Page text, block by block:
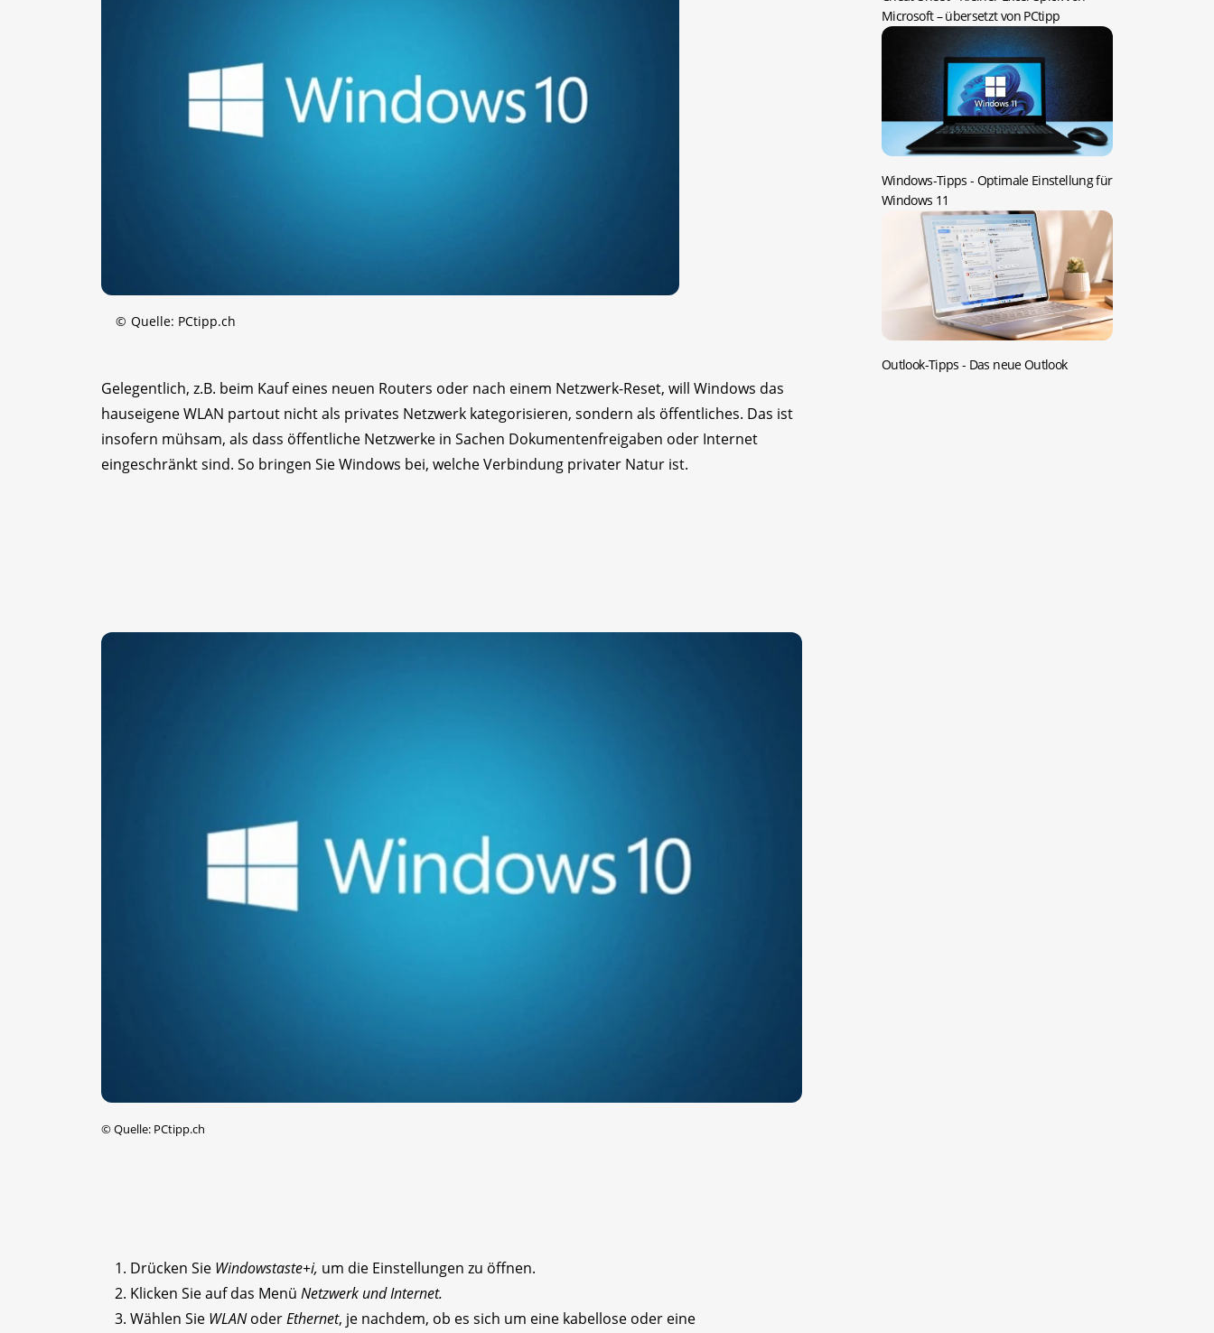
© Quelle: PCtipp.ch
Gelegentlich, z.B. beim Kauf eines neuen Routers oder nach einem Netzwerk-Reset, will Windows das
hauseigene WLAN partout nicht als privates Netzwerk kategorisieren, sondern als öffentliches. Das ist
insofern mühsam, als dass öffentliche Netzwerke in Sachen Dokumentenfreigaben oder Internet
eingeschränkt sind. So bringen Sie Windows bei, welche Verbindung privater Natur ist.
©Quelle: PCtipp.ch
Drücken Sie Windowstaste+i, um die Einstellungen zu öffnen.
Klicken Sie auf das Menü Netzwerk und Internet.
Wählen Sie WLANoderEthernet, je nachdem, ob es sich um eine kabellose oder eine
Microsoft – übersetzt von PCtipp
Windows-Tipps - Optimale Einstellung für
Windows 11
Outlook-Tipps - Das neue Outlook